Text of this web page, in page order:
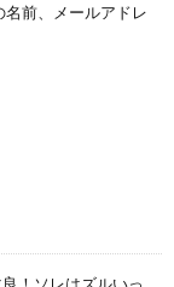
前、メールアドレ
！ソレはズルいっ